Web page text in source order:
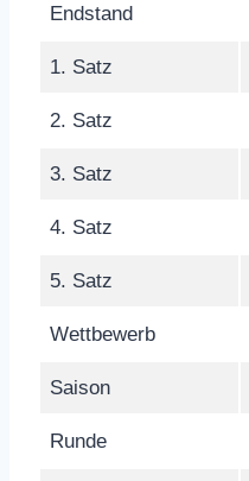
Endstand
1. Satz
2. Satz
3. Satz
4. Satz
5. Satz
Wettbewerb
Saison
Runde